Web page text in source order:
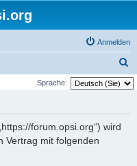
Anmelden
u
Sprache:
forum.opsi.org“) wird
Vertrag mit folgenden